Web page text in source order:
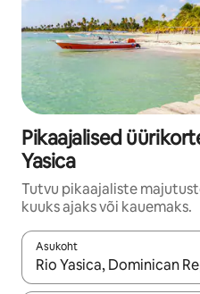
Pikaajalised
Yasica
Tutvu pikaajaliste
kuuks ajaks või kauemaks.
Asukoht
Kui tulemused on kuvatud,